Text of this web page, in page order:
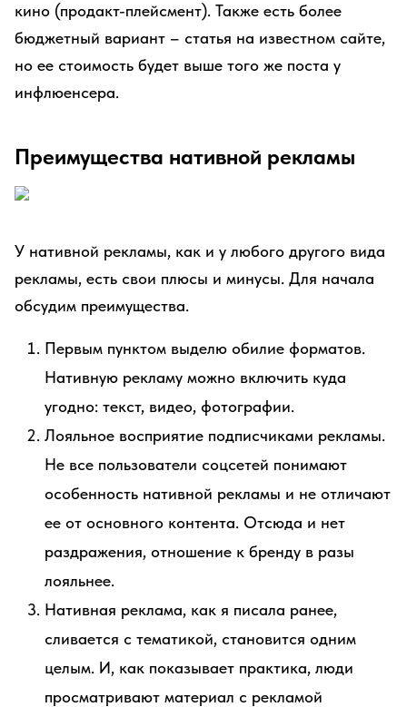
кино (продакт-плейсмент). Также есть более
бюджетный вариант – статья на известном сайте,
но ее стоимость будет выше того же поста у
инфлюенсера.
Преимущества нативной рекламы
У нативной рекламы, как и у любого другого вида
рекламы, есть свои плюсы и минусы. Для начала
обсудим преимущества.
Первым пунктом выделю обилие форматов.
Нативную рекламу можно включить куда
угодно: текст, видео, фотографии.
Лояльное восприятие подписчиками рекламы.
Не все пользователи соцсетей понимают
особенность нативной рекламы и не отличают
ее от основного контента. Отсюда и нет
раздражения, отношение к бренду в разы
лояльнее.
Нативная реклама, как я писала ранее,
сливается с тематикой, становится одним
целым. И, как показывает практика, люди
просматривают материал с рекламой